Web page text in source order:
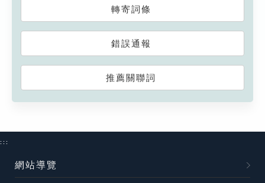
轉寄詞條
錯誤通報
推薦關聯詞
:::
網站導覽